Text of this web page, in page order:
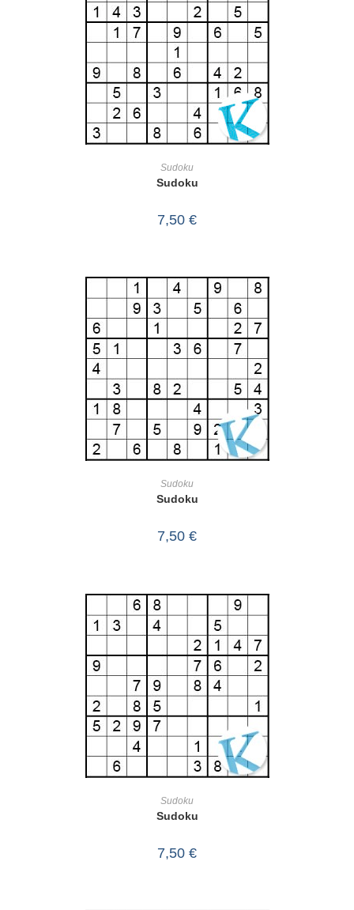
Sudoku
Sudoku
7,50 €
Sudoku
Sudoku
7,50 €
Sudoku
Sudoku
7,50 €